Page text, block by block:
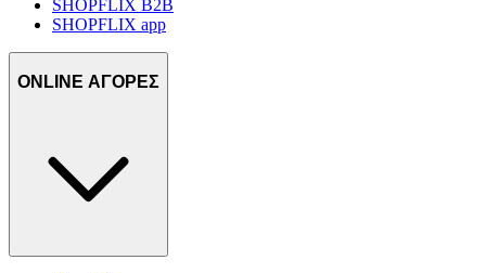
SHOPFLIX B2B
SHOPFLIX app
ONLINE ΑΓΟΡΕΣ